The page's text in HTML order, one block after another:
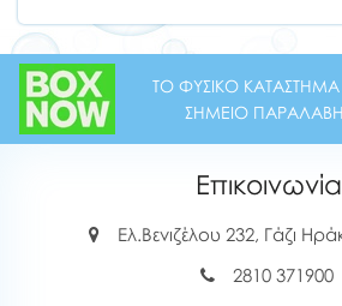
ΤΟ ΦΥΣΙΚΟ ΚΑΤΑΣΤΗΜΑ
ΣΗΜΕΙΟ
Επικοινωνία
Ελ.Βενιζέλου 232, Γάζι
2810 371900